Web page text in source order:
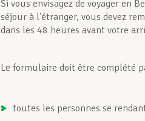
Si vous envisagez de voyager en
séjour à l’étranger, vous devez
dans les 48 heures avant votre
Le formulaire doit être complété
toutes les personnes se